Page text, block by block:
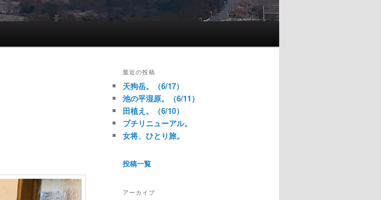
最近の投稿
天狗岳。（6/17）
池の平湿原。（6/11）
田植え。（6/10）
プチリニューアル。
女将、ひとり旅。
投稿一覧
アーカイブ